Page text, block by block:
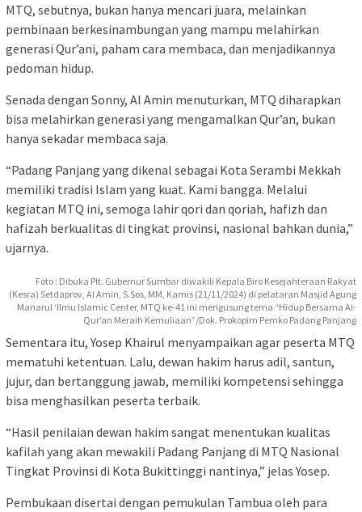
MTQ, sebutnya, bukan hanya mencari juara, melainkan
pembinaan berkesinambungan yang mampu melahirkan
generasi Qur’ani, paham cara membaca, dan menjadikannya
pedoman hidup.
Senada dengan Sonny, Al Amin menuturkan, MTQ diharapkan
bisa melahirkan generasi yang mengamalkan Qur’an, bukan
hanya sekadar membaca saja.
“Padang Panjang yang dikenal sebagai Kota Serambi Mekkah
memiliki tradisi Islam yang kuat. Kami bangga. Melalui
kegiatan MTQ ini, semoga lahir qori dan qoriah, hafizh dan
hafizah berkualitas di tingkat provinsi, nasional bahkan dunia,”
ujarnya.
Foto : Dibuka Plt. Gubernur Sumbar diwakili Kepala Biro Kesejahteraan Rakyat
(Kesra) Setdaprov, Al Amin, S.Sos, MM, Kamis (21/11/2024) di pelataran Masjid Agung
Manarul ‘Ilmu Islamic Center, MTQ ke-41 ini mengusung tema “Hidup Bersama Al-
Qur’an Meraih Kemuliaan”/Dok. Prokopim Pemko Padang Panjang
Sementara itu, Yosep Khairul menyampaikan agar peserta MTQ
mematuhi ketentuan. Lalu, dewan hakim harus adil, santun,
jujur, dan bertanggung jawab, memiliki kompetensi sehingga
bisa menghasilkan peserta terbaik.
“Hasil penilaian dewan hakim sangat menentukan kualitas
kafilah yang akan mewakili Padang Panjang di MTQ Nasional
Tingkat Provinsi di Kota Bukittinggi nantinya,” jelas Yosep.
Pembukaan disertai dengan pemukulan Tambua oleh para